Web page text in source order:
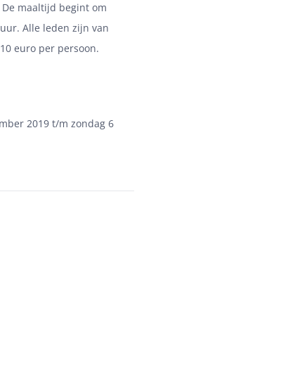
maaltijd begint om
Alle leden zijn van
euro per persoon.
2019 t/m zondag 6